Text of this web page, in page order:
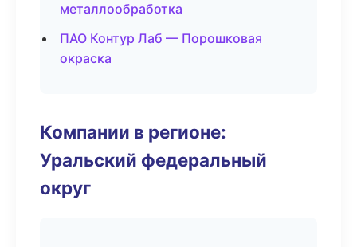
металлообработка
ПАО Контур Лаб — Порошковая
окраска
Компании в регионе:
Уральский федеральный
округ